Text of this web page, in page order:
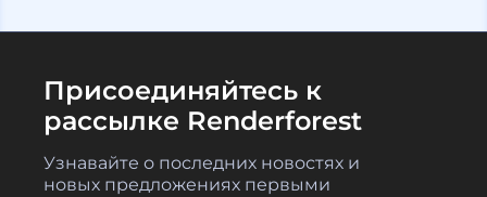
Присоединяйтесь к
рассылке Renderforest
Узнавайте о последних новостях и
новых предложениях первыми